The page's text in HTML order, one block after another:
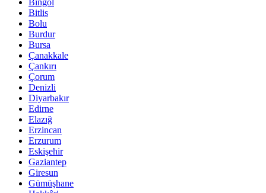
Bingöl
Bitlis
Bolu
Burdur
Bursa
Çanakkale
Çankırı
Çorum
Denizli
Diyarbakır
Edirne
Elazığ
Erzincan
Erzurum
Eskişehir
Gaziantep
Giresun
Gümüşhane